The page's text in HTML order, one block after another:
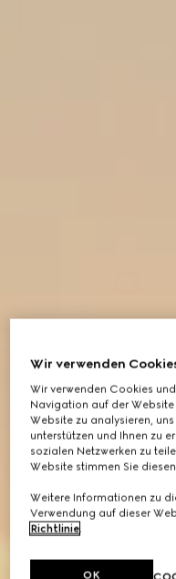
Wir verwenden
Wir verwenden Cookies
Navigation auf der
Website zu analysieren,
unterstützen und Ihnen zu
sozialen Netzwerken zu
Website stimmen Sie
Weitere Informationen zu
Verwendung auf dieser
Richtlinie.
OK